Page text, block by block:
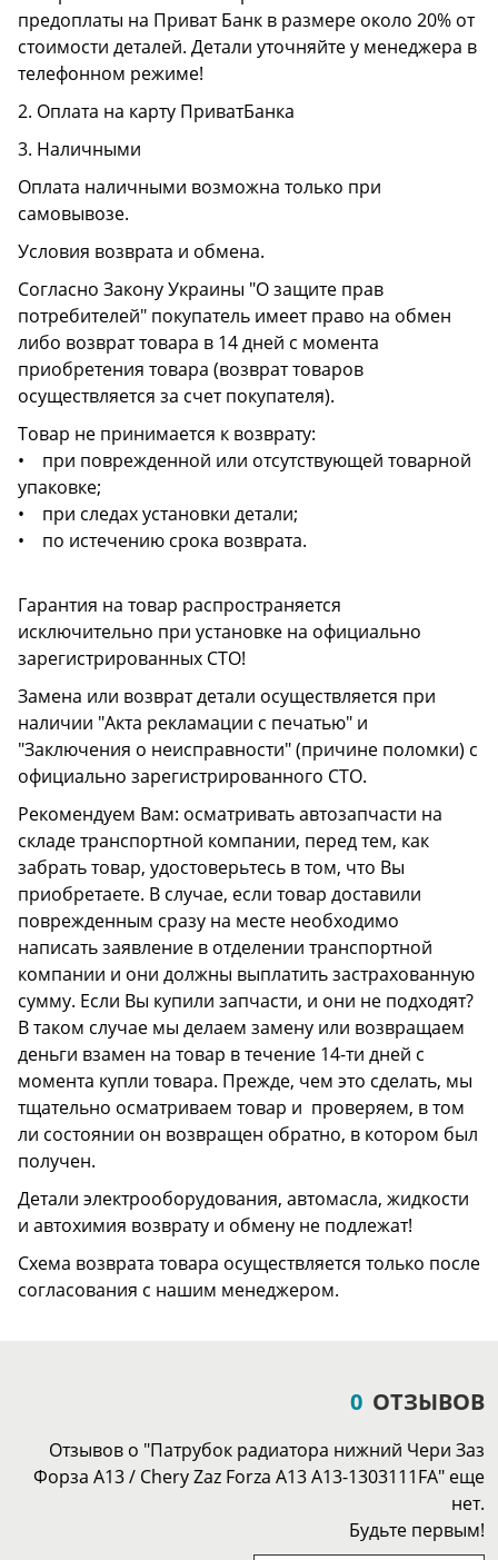
предоплаты на Приват Банк в размере около 20% от
стоимости деталей. Детали уточняйте у менеджера в
телефонном режиме!
2. Оплата на карту ПриватБанка
3. Наличными
Оплата наличными возможна только при
самовывозе.
Условия возврата и обмена.
Согласно Закону Украины "О защите прав
потребителей" покупатель имеет право на обмен
либо возврат товара в 14 дней с момента
приобретения товара (возврат товаров
осуществляется за счет покупателя).
Товар не принимается к возврату:
• при поврежденной или отсутствующей товарной
упаковке;
• при следах установки детали;
• по истечению срока возврата.
Гарантия на товар распространяется
исключительно при установке на официально
зарегистрированных СТО!
Замена или возврат детали осуществляется при
наличии "Акта рекламации с печатью" и
"Заключения о неисправности" (причине поломки) с
официально зарегистрированного СТО.
Рекомендуем Вам: осматривать автозапчасти на
складе транспортной компании, перед тем, как
забрать товар, удостоверьтесь в том, что Вы
приобретаете. В случае, если товар доставили
поврежденным сразу на месте необходимо
написать заявление в отделении транспортной
компании и они должны выплатить застрахованную
сумму. Если Вы купили запчасти, и они не подходят?
В таком случае мы делаем замену или возвращаем
деньги взамен на товар в течение 14-ти дней с
момента купли товара. Прежде, чем это сделать, мы
тщательно осматриваем товар и проверяем, в том
ли состоянии он возвращен обратно, в котором был
получен.
Детали электрооборудования, автомасла, жидкости
и автохимия возврату и обмену не подлежат!
Схема возврата товара осуществляется только после
согласования с нашим менеджером.
0 ОТЗЫВОВ
Отзывов о "Патрубок радиатора нижний Чери Заз
Форза А13 / Chery Zaz Forza A13 A13-1303111FA" еще
нет.
Будьте первым!